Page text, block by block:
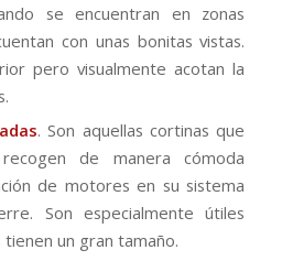
se encuentran en zonas
con unas bonitas vistas.
pero visualmente acotan la
. Son aquellas cortinas que
de manera cómoda
de motores en su sistema
Son especialmente útiles
un gran tamaño.